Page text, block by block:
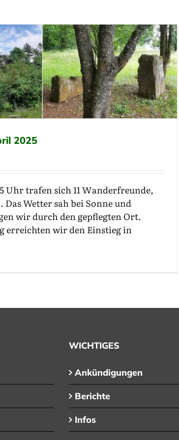
2025
Uhr trafen sich 11 Wanderfreunde,
Wetter sah bei Sonne und
wir durch den gepflegten Ort.
erreichten wir den Einstieg in
WICHTIGES
Ankündigungen
Berichte
Infos